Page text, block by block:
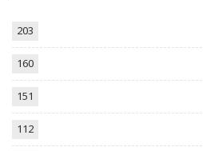
203
160
151
112